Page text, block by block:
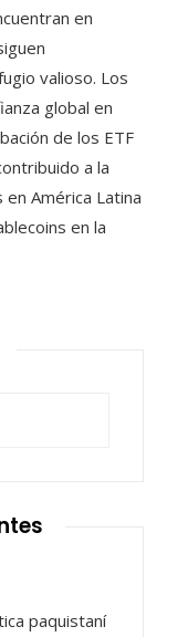
en
valioso. Los
global en
de los ETF
a la
América Latina
en la
paquistaní